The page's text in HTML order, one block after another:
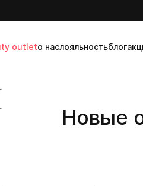
outletо наслояльностьблог
Новые